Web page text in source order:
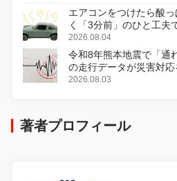
エアコンをつけたら酸
く「3分前」のひと工夫
2026.08.04
令和8年熊本地震で「通
の走行データが災害対応
2026.08.03
著者プロフィール